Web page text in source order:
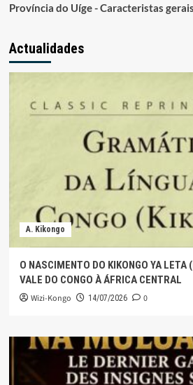
Província do Uíge - Caracteristas gerais
Actualidades
A. Kikongo
O NASCIMENTO DO KIKONGO YA LETA
VALE DO CONGO À ÁFRICA CENTRAL
Wizi-Kongo 14/07/2026 0